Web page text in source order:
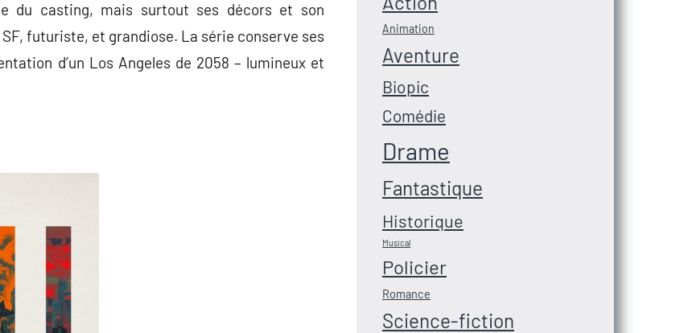
du casting, mais surtout ses décors et son
futuriste, et grandiose. La série conserve ses
d’un Los Angeles de 2058 – lumineux et
Animation
Aventure
Biopic
Comédie
Drame
Fantastique
Historique
Musical
Policier
Romance
Science-fiction